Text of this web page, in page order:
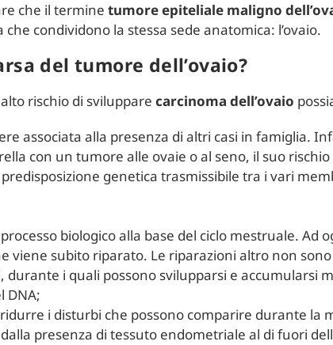
che il terminetumore epiteliale maligno
condividono la stessa sede anatomica: l’ovaio.
del tumore dell’ovaio?
rischio di svilupparecarcinoma dell’ovaio
associata alla presenza di altri casi in famiglia.
con un tumore alle ovaie o al seno, il suo
genetica trasmissibile tra i vari
biologico alla base del ciclo mestruale. Ad
viene subito riparato. Le riparazioni altro non
i quali possono svilupparsi e accumularsi
DNA;
i disturbi che possono comparire durante la
presenza di tessuto endometriale al di fuori